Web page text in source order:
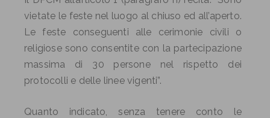
vietate le feste nel luogo al chiuso ed all’aperto.
Le feste conseguenti alle cerimonie civili o
religiose sono consentite con la partecipazione
massima di 30 persone nel rispetto dei
protocolli e delle linee vigenti”.
Quanto indicato, senza tenere conto le